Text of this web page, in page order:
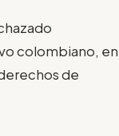
colombiano, en
de